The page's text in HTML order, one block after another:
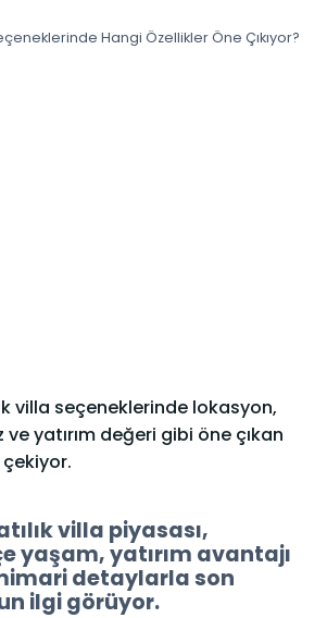
villa seçeneklerinde lokasyon,
yatırım değeri gibi öne çıkan
villa piyasası,
yaşam, yatırım avantajı
detaylarla son
ilgi görüyor.